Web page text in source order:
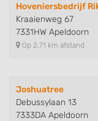
Hoveniersbedrijf
Kraaienweg 67
7331HW Apeldoorn
Op 2,71 km afstand
Joshuatree
Debussylaan 13
7333DA Apeldoorn